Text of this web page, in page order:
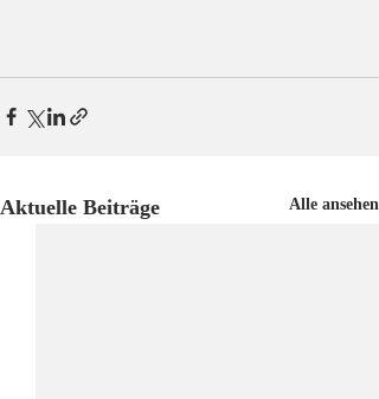
Aktuelle Beiträge Alle ansehen